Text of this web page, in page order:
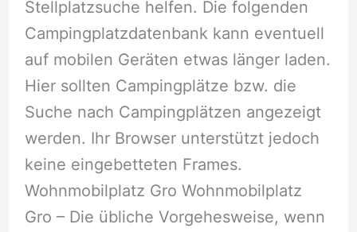
Stellplatzsuche helfen. Die folgenden
Campingplatzdatenbank kann eventuell
auf mobilen Geräten etwas länger laden.
Hier sollten Campingplätze bzw. die
Suche nach Campingplätzen angezeigt
werden. Ihr Browser unterstützt jedoch
keine eingebetteten Frames.
Wohnmobilplatz Gro Wohnmobilplatz
Gro – Die übliche Vorgehesweise, wenn